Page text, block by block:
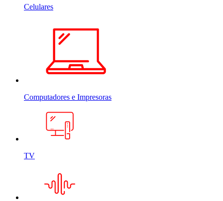
Celulares
Computadores e Impresoras
TV